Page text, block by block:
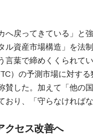
戻ってきている」と強
ル資産市場構造」を法
葉で締めくくられてい
）の予測市場に対する
賛した。加えて「他の
おり、「守らなければ
クセス改善へ